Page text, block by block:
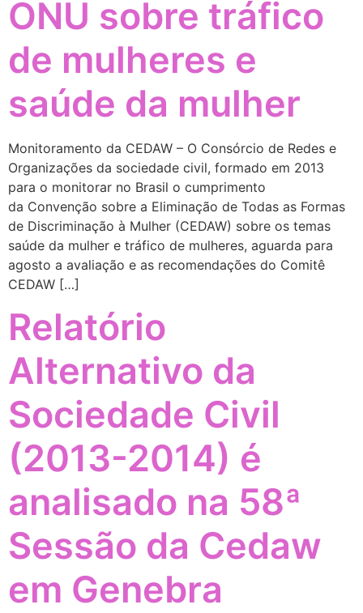
ONU sobre tráfico
de mulheres e
saúde da mulher
Monitoramento da CEDAW – O Consórcio de Redes e
Organizações da sociedade civil, formado em 2013
para o monitorar no Brasil o cumprimento
da Convenção sobre a Eliminação de Todas as Formas
de Discriminação à Mulher (CEDAW) sobre os temas
saúde da mulher e tráfico de mulheres, aguarda para
agosto a avaliação e as recomendações do Comitê
CEDAW […]
Relatório
Alternativo da
Sociedade Civil
(2013-2014) é
analisado na 58ª
Sessão da Cedaw
em Genebra